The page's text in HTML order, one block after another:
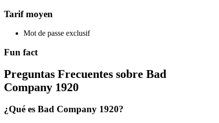
Tarif moyen
Mot de passe exclusif
Fun fact
Preguntas Frecuentes sobre Bad
Company 1920
¿Qué es Bad Company 1920?